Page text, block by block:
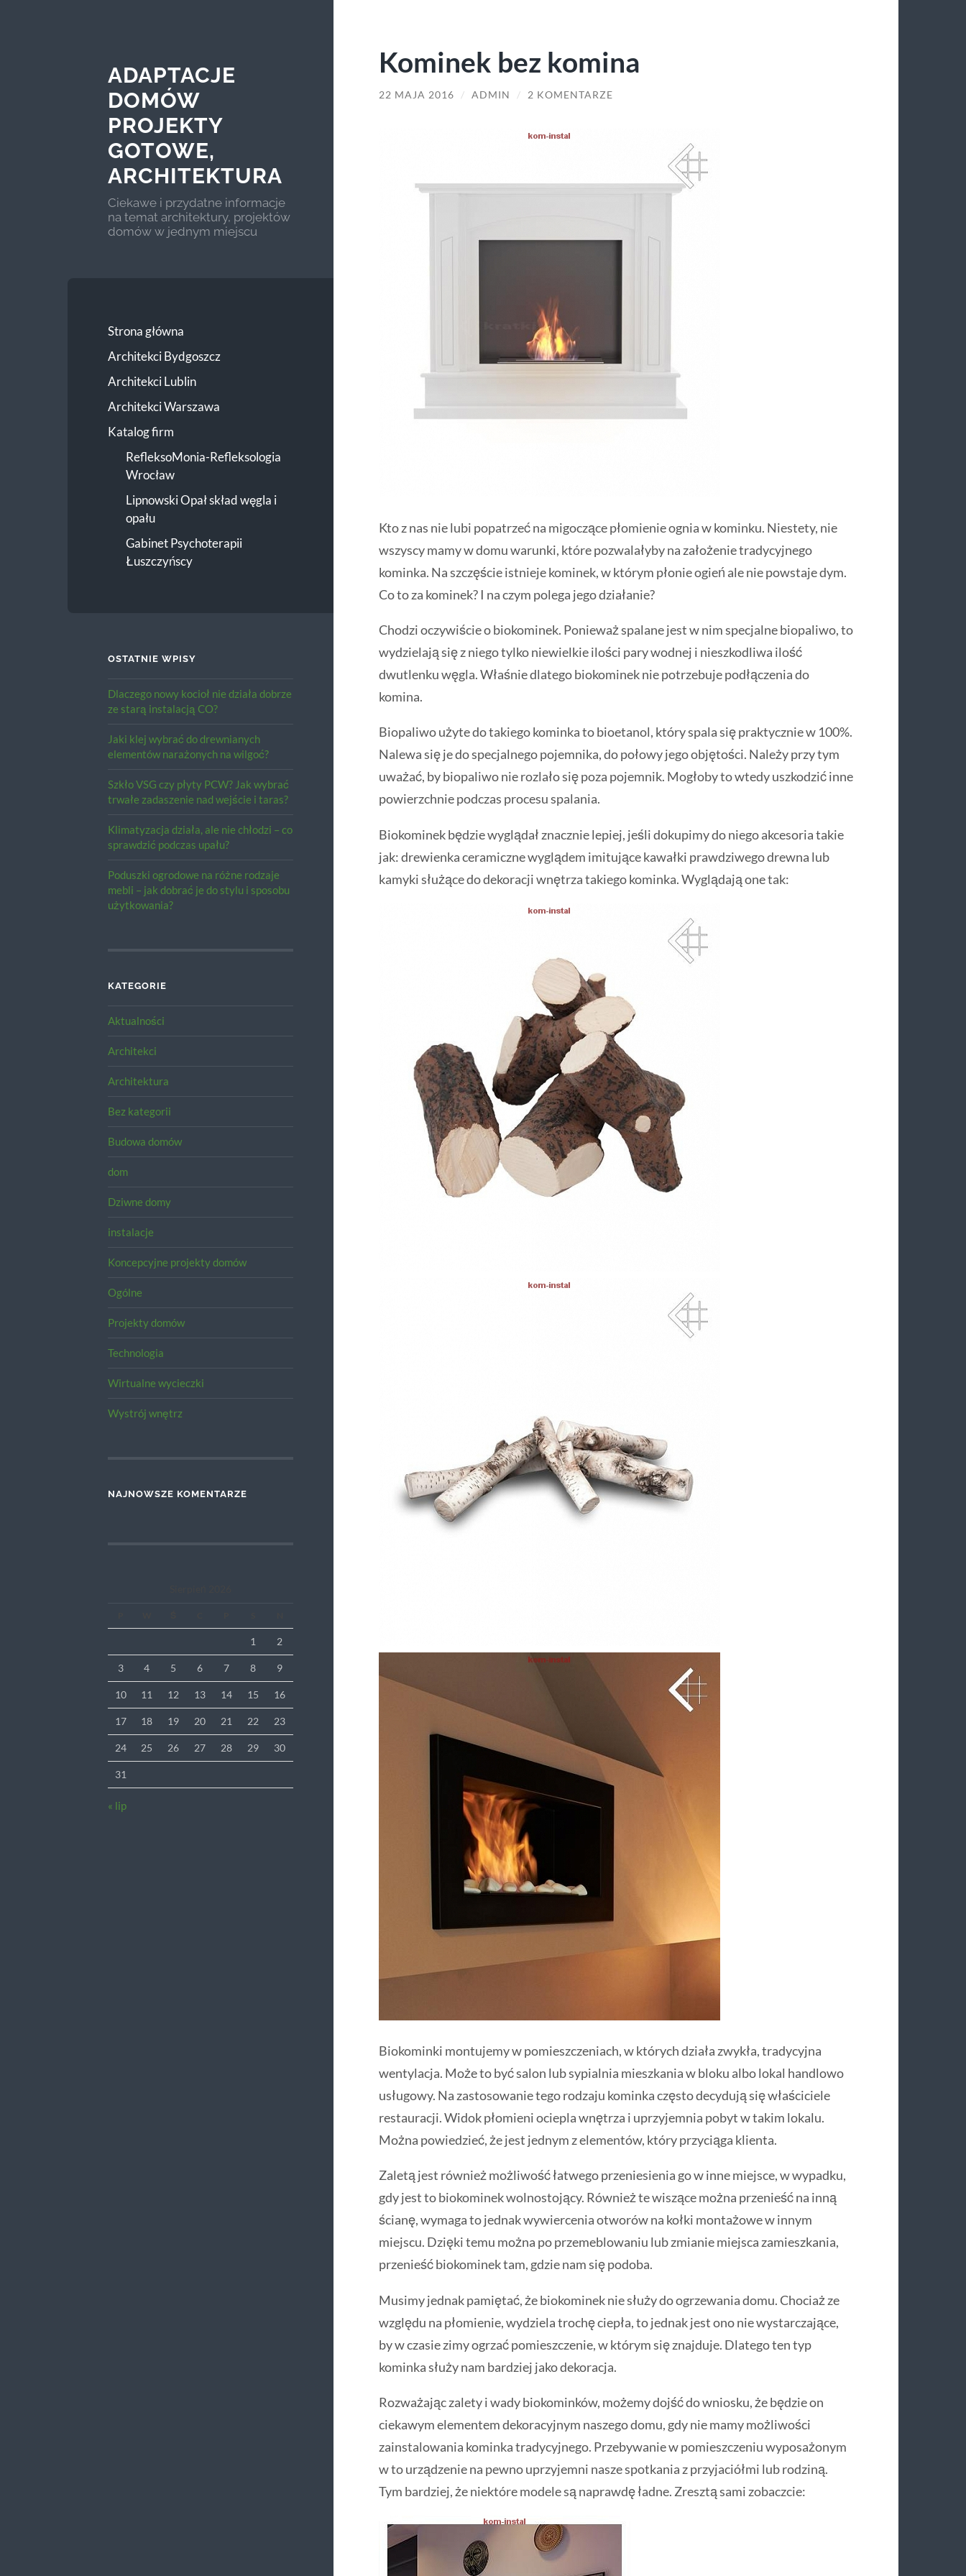
ADAPTACJE
DOMÓW
PROJEKTY
GOTOWE,
ARCHITEKTURA
Ciekawe i przydatne informacje
na temat architektury, projektów
domów w jednym miejscu
Strona główna
Architekci Bydgoszcz
Architekci Lublin
Architekci Warszawa
Katalog firm
RefleksoMonia-Refleksologia
Wrocław
Lipnowski Opał skład węgla i
opału
Gabinet Psychoterapii
Łuszczyńscy
OSTATNIE WPISY
Dlaczego nowy kocioł nie działa dobrze
ze starą instalacją CO?
Jaki klej wybrać do drewnianych
elementów narażonych na wilgoć?
Szkło VSG czy płyty PCW? Jak wybrać
trwałe zadaszenie nad wejście i taras?
Klimatyzacja działa, ale nie chłodzi – co
sprawdzić podczas upału?
Poduszki ogrodowe na różne rodzaje
mebli – jak dobrać je do stylu i sposobu
użytkowania?
KATEGORIE
Aktualności
Architekci
Architektura
Bez kategorii
Budowa domów
dom
Dziwne domy
instalacje
Koncepcyjne projekty domów
Ogólne
Projekty domów
Technologia
Wirtualne wycieczki
Wystrój wnętrz
NAJNOWSZE KOMENTARZE
1 2
3 4 5 6 7 8 9
10 11 12 13 14 15 16
17 18 19 20 21 22 23
24 25 26 27 28 29 30
31
« lip
Kominek bez komina
22 MAJA 2016 / ADMIN / 2 KOMENTARZE
Kto z nas nie lubi popatrzeć na migoczące płomienie ognia w kominku. Niestety, nie
wszyscy mamy w domu warunki, które pozwalałyby na założenie tradycyjnego
kominka. Na szczęście istnieje kominek, w którym płonie ogień ale nie powstaje dym.
Co to za kominek? I na czym polega jego działanie?
Chodzi oczywiście o biokominek. Ponieważ spalane jest w nim specjalne biopaliwo, to
wydzielają się z niego tylko niewielkie ilości pary wodnej i nieszkodliwa ilość
dwutlenku węgla. Właśnie dlatego biokominek nie potrzebuje podłączenia do
komina.
Biopaliwo użyte do takiego kominka to bioetanol, który spala się praktycznie w 100%.
Nalewa się je do specjalnego pojemnika, do połowy jego objętości. Należy przy tym
uważać, by biopaliwo nie rozlało się poza pojemnik. Mogłoby to wtedy uszkodzić inne
powierzchnie podczas procesu spalania.
Biokominek będzie wyglądał znacznie lepiej, jeśli dokupimy do niego akcesoria takie
jak: drewienka ceramiczne wyglądem imitujące kawałki prawdziwego drewna lub
kamyki służące do dekoracji wnętrza takiego kominka. Wyglądają one tak:
Biokominki montujemy w pomieszczeniach, w których działa zwykła, tradycyjna
wentylacja. Może to być salon lub sypialnia mieszkania w bloku albo lokal handlowo
usługowy. Na zastosowanie tego rodzaju kominka często decydują się właściciele
restauracji. Widok płomieni ociepla wnętrza i uprzyjemnia pobyt w takim lokalu.
Można powiedzieć, że jest jednym z elementów, który przyciąga klienta.
Zaletą jest również możliwość łatwego przeniesienia go w inne miejsce, w wypadku,
gdy jest to biokominek wolnostojący. Również te wiszące można przenieść na inną
ścianę, wymaga to jednak wywiercenia otworów na kołki montażowe w innym
miejscu. Dzięki temu można po przemeblowaniu lub zmianie miejsca zamieszkania,
przenieść biokominek tam, gdzie nam się podoba.
Musimy jednak pamiętać, że biokominek nie służy do ogrzewania domu. Chociaż ze
względu na płomienie, wydziela trochę ciepła, to jednak jest ono nie wystarczające,
by w czasie zimy ogrzać pomieszczenie, w którym się znajduje. Dlatego ten typ
kominka służy nam bardziej jako dekoracja.
Rozważając zalety i wady biokominków, możemy dojść do wniosku, że będzie on
ciekawym elementem dekoracyjnym naszego domu, gdy nie mamy możliwości
zainstalowania kominka tradycyjnego. Przebywanie w pomieszczeniu wyposażonym
w to urządzenie na pewno uprzyjemni nasze spotkania z przyjaciółmi lub rodziną.
Tym bardziej, że niektóre modele są naprawdę ładne. Zresztą sami zobaczcie: